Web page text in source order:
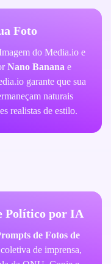
Foto
do Media.io e
Nano Banana e
garante que sua
naturais
realistas de estilo.
Político por IA
de Fotos de
de imprensa,